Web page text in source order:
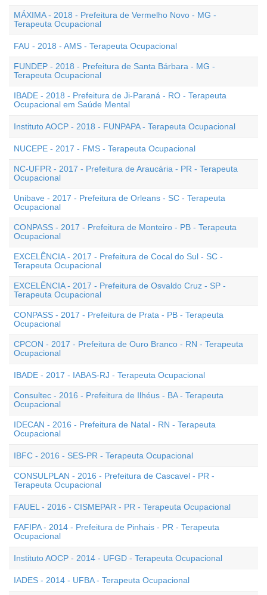
MÁXIMA - 2018 - Prefeitura de Vermelho Novo - MG -
Terapeuta Ocupacional
FAU - 2018 - AMS - Terapeuta Ocupacional
FUNDEP - 2018 - Prefeitura de Santa Bárbara - MG -
Terapeuta Ocupacional
IBADE - 2018 - Prefeitura de Ji-Paraná - RO - Terapeuta
Ocupacional em Saúde Mental
Instituto AOCP - 2018 - FUNPAPA - Terapeuta Ocupacional
NUCEPE - 2017 - FMS - Terapeuta Ocupacional
NC-UFPR - 2017 - Prefeitura de Araucária - PR - Terapeuta
Ocupacional
Unibave - 2017 - Prefeitura de Orleans - SC - Terapeuta
Ocupacional
CONPASS - 2017 - Prefeitura de Monteiro - PB - Terapeuta
Ocupacional
EXCELÊNCIA - 2017 - Prefeitura de Cocal do Sul - SC -
Terapeuta Ocupacional
EXCELÊNCIA - 2017 - Prefeitura de Osvaldo Cruz - SP -
Terapeuta Ocupacional
CONPASS - 2017 - Prefeitura de Prata - PB - Terapeuta
Ocupacional
CPCON - 2017 - Prefeitura de Ouro Branco - RN - Terapeuta
Ocupacional
IBADE - 2017 - IABAS-RJ - Terapeuta Ocupacional
Consultec - 2016 - Prefeitura de Ilhéus - BA - Terapeuta
Ocupacional
IDECAN - 2016 - Prefeitura de Natal - RN - Terapeuta
Ocupacional
IBFC - 2016 - SES-PR - Terapeuta Ocupacional
CONSULPLAN - 2016 - Prefeitura de Cascavel - PR -
Terapeuta Ocupacional
FAUEL - 2016 - CISMEPAR - PR - Terapeuta Ocupacional
FAFIPA - 2014 - Prefeitura de Pinhais - PR - Terapeuta
Ocupacional
Instituto AOCP - 2014 - UFGD - Terapeuta Ocupacional
IADES - 2014 - UFBA - Terapeuta Ocupacional